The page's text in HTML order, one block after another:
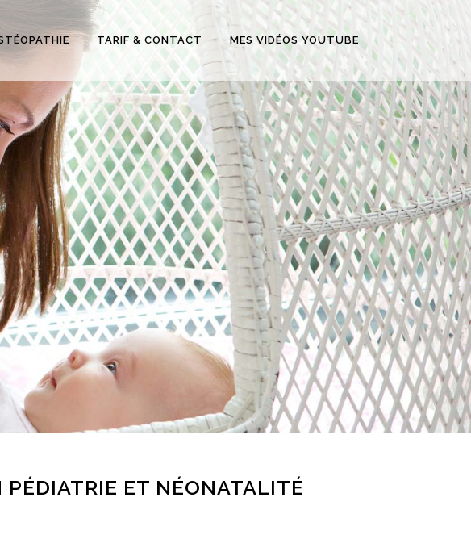
TARIF & CONTACT MES VIDÉOS YOUTUBE
PÉDIATRIE ET NÉONATALITÉ